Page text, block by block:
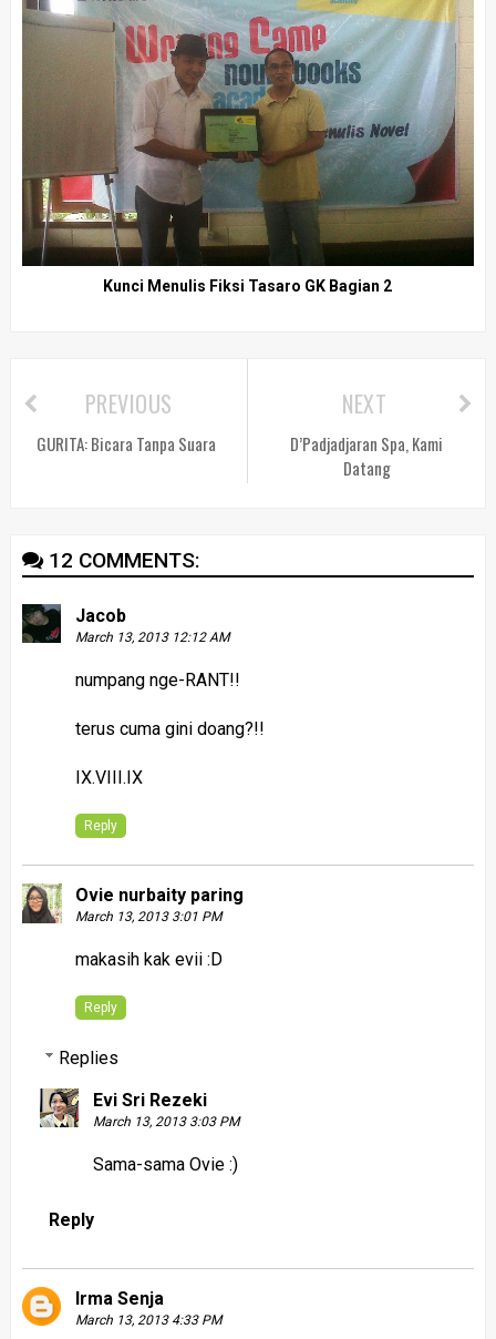
Kunci Menulis Fiksi Tasaro GK Bagian 2
NEXT
D’Padjadjaran Spa, Kami
Datang
PREVIOUS
GURITA: Bicara Tanpa Suara
12 COMMENTS:
Jacob
March 13, 2013 12:12 AM
numpang nge-RANT!!
terus cuma gini doang?!!
IX.VIII.IX
Reply
Ovie nurbaity paring
March 13, 2013 3:01 PM
makasih kak evii :D
Reply
Replies
Evi Sri Rezeki
March 13, 2013 3:03 PM
Sama-sama Ovie :)
Reply
Irma Senja
March 13, 2013 4:33 PM